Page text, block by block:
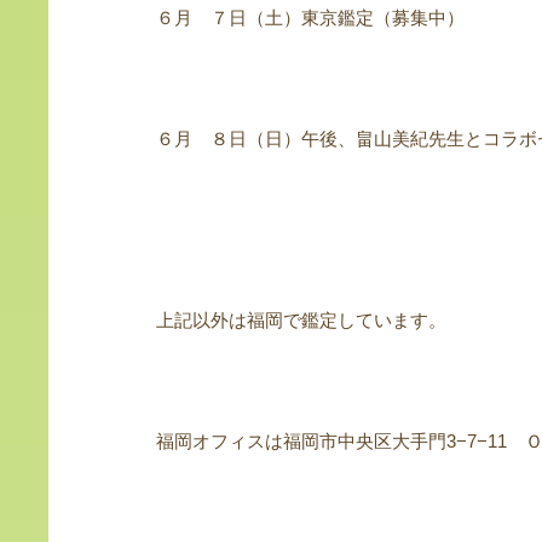
６月 ７日（土）東京鑑定（募集中）
６月 ８日（日）午後、畠山美紀先生とコラボ
上記以外は福岡で鑑定しています。
福岡オフィスは福岡市中央区大手門3−7−11